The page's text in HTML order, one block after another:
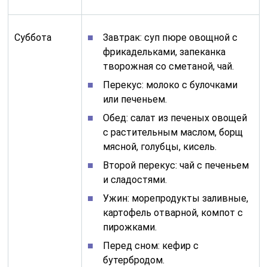
Суббота
Завтрак: суп пюре овощной с
фрикадельками, запеканка
творожная со сметаной, чай.
Перекус: молоко с булочками
или печеньем.
Обед: салат из печеных овощей
с растительным маслом, борщ
мясной, голубцы, кисель.
Второй перекус: чай с печеньем
и сладостями.
Ужин: морепродукты заливные,
картофель отварной, компот с
пирожками.
Перед сном: кефир с
бутербродом.